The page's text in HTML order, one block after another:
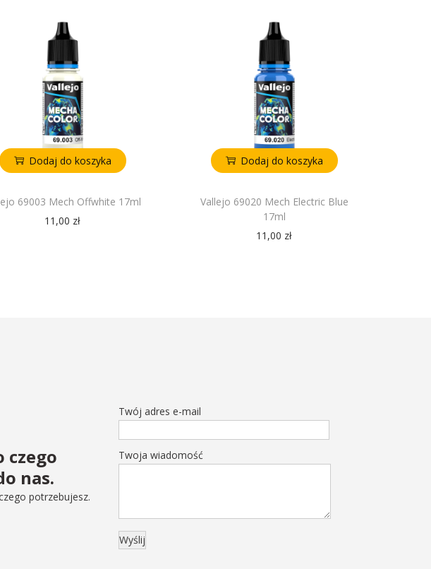
Dodaj do koszyka
69003 Mech Offwhite 17ml
11,00 zł
Dodaj do koszyka
Vallejo 69020 Mech Electric Blue
17ml
11,00 zł
czego
nas.
potrzebujesz.
Twój adres e-mail
Twoja wiadomość